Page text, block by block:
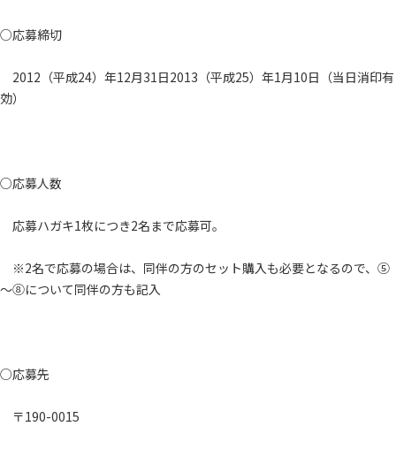
○応募締切
2012（平成24）年12月31日2013（平成25）年1月10日（当日消印有
効）
○応募人数
応募ハガキ1枚につき2名まで応募可。
※2名で応募の場合は、同伴の方のセット購入も必要となるので、⑤
～⑧について同伴の方も記入
○応募先
〒190-0015